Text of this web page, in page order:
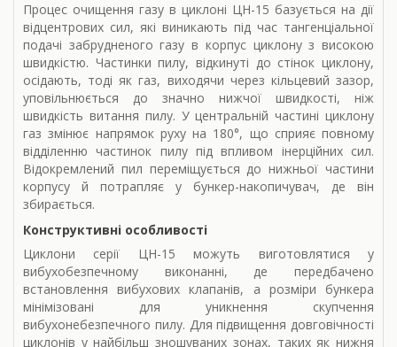
Процес очищення газу в циклоні ЦН-15 базується на дії
відцентрових сил, які виникають під час тангенціальної
подачі забрудненого газу в корпус циклону з високою
швидкістю. Частинки пилу, відкинуті до стінок циклону,
осідають, тоді як газ, виходячи через кільцевий зазор,
уповільнюється до значно нижчої швидкості, ніж
швидкість витання пилу. У центральній частині циклону
газ змінює напрямок руху на 180°, що сприяє повному
відділенню частинок пилу під впливом інерційних сил.
Відокремлений пил переміщується до нижньої частини
корпусу й потрапляє у бункер-накопичувач, де він
збирається.
Конструктивні особливості
Циклони серії ЦН-15 можуть виготовлятися у
вибухобезпечному виконанні, де передбачено
встановлення вибухових клапанів, а розміри бункера
мінімізовані для уникнення скупчення
вибухонебезпечного пилу. Для підвищення довговічності
циклонів у найбільш зношуваних зонах, таких як нижня